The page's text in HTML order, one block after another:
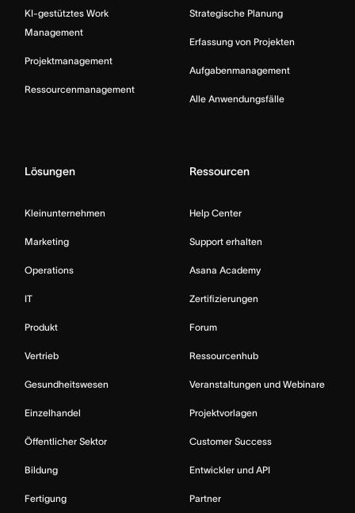
KI-gestütztes Work
Management
Projektmanagement
Ressourcenmanagement
Strategische Planung
Erfassung von Projekten
Aufgabenmanagement
Alle Anwendungsfälle
Lösungen
Kleinunternehmen
Marketing
Operations
IT
Produkt
Vertrieb
Gesundheitswesen
Einzelhandel
Öffentlicher Sektor
Bildung
Fertigung
Ressourcen
Help Center
Support erhalten
Asana Academy
Zertifizierungen
Forum
Ressourcenhub
Veranstaltungen und Webinare
Projektvorlagen
Customer Success
Entwickler und API
Partner